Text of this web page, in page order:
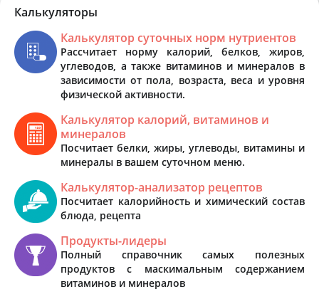
Калькуляторы
Калькулятор суточных норм нутриентов
Рассчитает норму калорий, белков, жиров,
углеводов, а также витаминов и минералов в
зависимости от пола, возраста, веса и уровня
физической активности.
Калькулятор калорий, витаминов и
минералов
Посчитает белки, жиры, углеводы, витамины и
минералы в вашем суточном меню.
Калькулятор-анализатор рецептов
Посчитает калорийность и химический состав
блюда, рецепта
Продукты-лидеры
Полный справочник самых полезных
продуктов с маскимальным содержанием
витаминов и минералов